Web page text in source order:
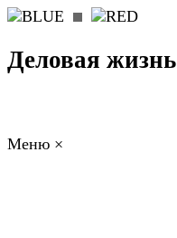
Деловая жизнь
Меню ×